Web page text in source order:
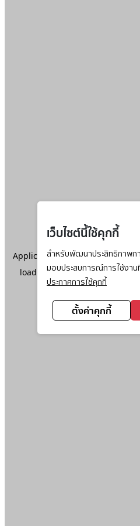
เว็บไซต์นี้ใช้คุกกี้
สำหรับพัฒนาประสิทธิภาพกา
มอบประสบการณ์การใช้งาน
ประกาศการใช้คุกกี้
ตั้งค่าคุกกี้
Application error: aclient-side
loadingwww.ktc.co.th(see the